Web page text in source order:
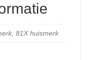
81X huismerk